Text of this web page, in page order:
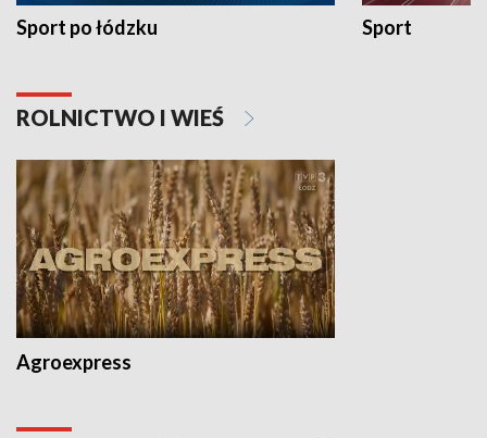
Sport po łódzku Sport
ROLNICTWO I WIEŚ
Agroexpress